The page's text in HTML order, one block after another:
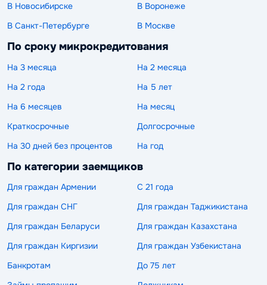
В Новосибирске
В Воронеже
В Санкт-Петербурге
В Москве
По сроку микрокредитования
На 3 месяца
На 2 месяца
На 2 года
На 5 лет
На 6 месяцев
На месяц
Краткосрочные
Долгосрочные
На 30 дней без процентов
На год
По категории заемщиков
Для граждан Армении
С 21 года
Для граждан СНГ
Для граждан Таджикистана
Для граждан Беларуси
Для граждан Казахстана
Для граждан Киргизии
Для граждан Узбекистана
Банкротам
До 75 лет